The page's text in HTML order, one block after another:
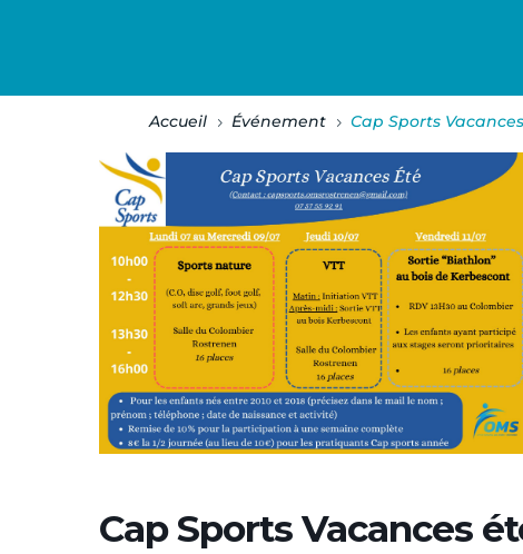
Accueil 5 Événement 5 Cap Sports
Cap Sports Vacances